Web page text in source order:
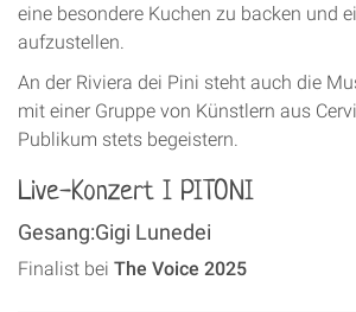
eine besondere Kuchen zu backen und
aufzustellen.
An der Riviera dei Pini steht auch die
mit einer Gruppe von Künstlern aus
Publikum stets begeistern.
Live-Konzert I PITONI
Gesang:Gigi Lunedei
Finalist bei The Voice 2025